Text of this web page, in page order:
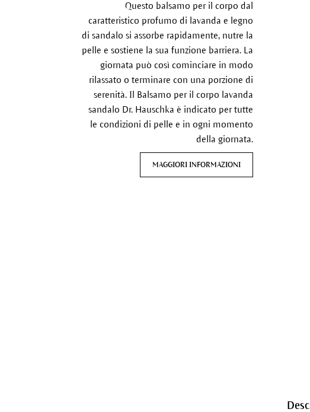
Questo balsamo per il corpo dal
caratteristico profumo di lavanda e legno
di sandalo si assorbe rapidamente, nutre la
pelle e sostiene la sua funzione barriera. La
giornata può così cominciare in modo
rilassato o terminare con una porzione di
serenità. Il Balsamo per il corpo lavanda
sandalo Dr. Hauschka è indicato per tutte
le condizioni di pelle e in ogni momento
della giornata.
MAGGIORI INFORMAZIONI